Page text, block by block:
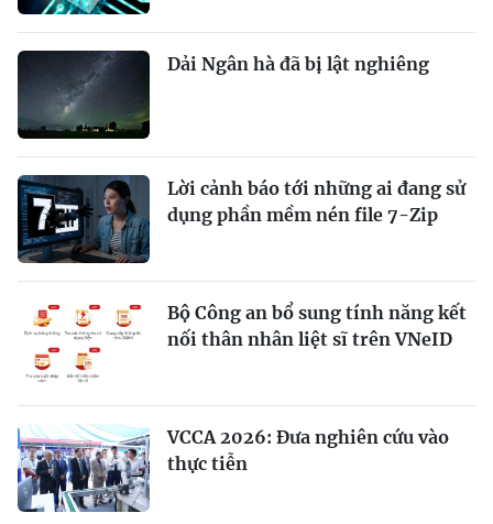
Dải Ngân hà đã bị lật nghiêng
Lời cảnh báo tới những ai đang sử
dụng phần mềm nén file 7-Zip
Bộ Công an bổ sung tính năng kết
nối thân nhân liệt sĩ trên VNeID
VCCA 2026: Đưa nghiên cứu vào
thực tiễn